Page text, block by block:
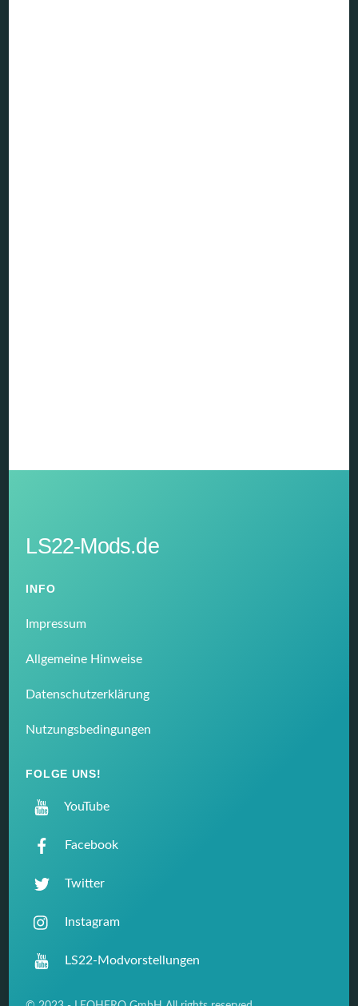
LS22-Mods.de
INFO
Impressum
Allgemeine Hinweise
Datenschutzerklärung
Nutzungsbedingungen
FOLGE UNS!
YouTube
Facebook
Twitter
Instagram
LS22-Modvorstellungen